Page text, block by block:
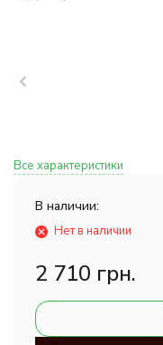
Все характеристики
В наличии:
Нет в наличии
2 710 грн.